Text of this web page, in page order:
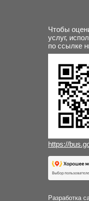
Чтобы
услуг,
по ссылке
https://
Разработка